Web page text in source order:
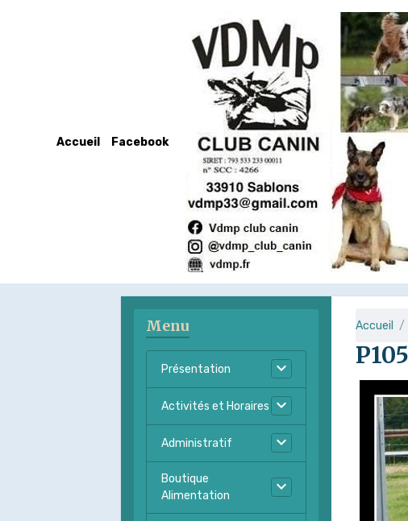
Accueil Facebook
Accueil
Menu
Présentation
Activités et Horaires
Administratif
Boutique
Alimentation